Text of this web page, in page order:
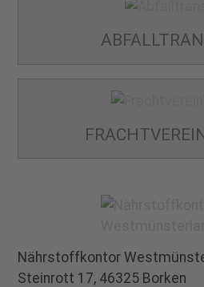
Nährstoffkontor
Steinrott 17, 46325 Borken